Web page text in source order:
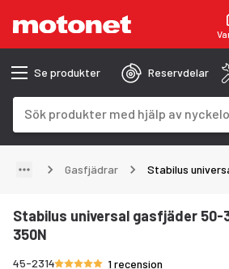
Se produkter Reservdelar
Gasfjädrar Stabilus
Stabilus universal gasfjäder 50-
350N
45-2314Betyg 5/5 stjärnor
1 recension